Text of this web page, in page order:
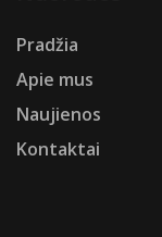
Pradžia
Apie mus
Naujienos
Kontaktai